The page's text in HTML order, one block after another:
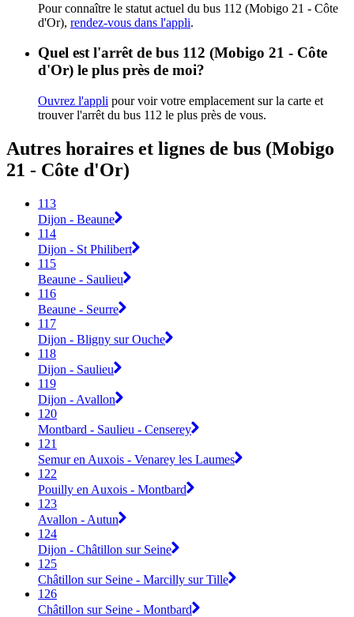
Pour connaître le statut actuel du bus 112 (Mobigo 21 - Côte
d'Or), rendez-vous dans l'appli.
Quel est l'arrêt de bus 112 (Mobigo 21 - Côte
d'Or) le plus près de moi?
Ouvrez l'appli pour voir votre emplacement sur la carte et
trouver l'arrêt du bus 112 le plus près de vous.
Autres horaires et lignes de bus (Mobigo
21 - Côte d'Or)
113
Dijon - Beaune
114
Dijon - St Philibert
115
Beaune - Saulieu
116
Beaune - Seurre
117
Dijon - Bligny sur Ouche
118
Dijon - Saulieu
119
Dijon - Avallon
120
Montbard - Saulieu - Censerey
121
Semur en Auxois - Venarey les Laumes
122
Pouilly en Auxois - Montbard
123
Avallon - Autun
124
Dijon - Châtillon sur Seine
125
Châtillon sur Seine - Marcilly sur Tille
126
Châtillon sur Seine - Montbard